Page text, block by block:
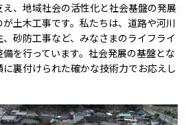
、地域社会の活性化と社会基盤の発展
土木工事です。私たちは、道路や河川
砂防工事など、みなさまのライフライ
を行っています。社会発展の基盤とな
裏付けられた確かな技術力でお応えし